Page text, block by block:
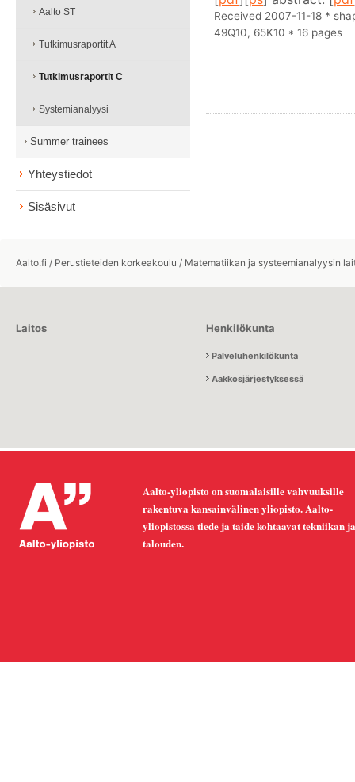
Aalto ST
Tutkimusraportit A
Tutkimusraportit C
Systemianalyysi
Summer trainees
Yhteystiedot
Sisäsivut
Received 2007-11-18 *
49Q10, 65K10 * 16 pages
Aalto.fi / Perustieteiden korkeakoulu / Matematiikan ja systeemianalyysin
Laitos Henkilökunta
Palveluhenkilökunta
Aakkosjärjestyksessä
Aalto-yliopisto on suomalaisille vahvuuksille
rakentuva kansainvälinen yliopisto. Aalto-
yliopistossa tiede ja taide kohtaavat tekniikan ja
talouden.